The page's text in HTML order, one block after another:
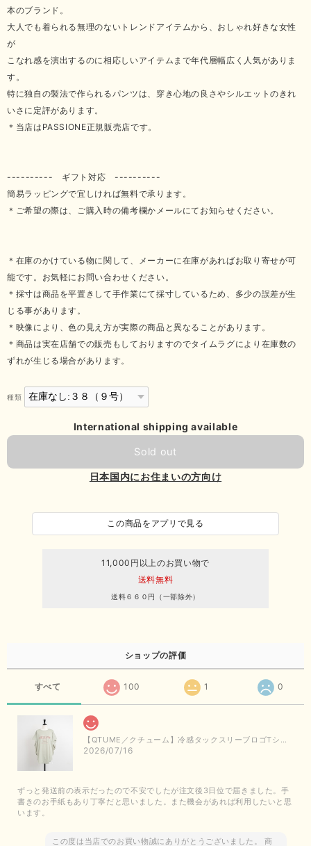
本のブランド。
大人でも着られる無理のないトレンドアイテムから、おしゃれ好きな女性
が
こなれ感を演出するのに相応しいアイテムまで年代層幅広く人気がありま
す。
特に独自の製法で作られるパンツは、穿き心地の良さやシルエットのきれ
いさに定評があります。
＊当店はPASSIONE正規販売店です。
---------- ギフト対応 ----------
簡易ラッピングで宜しければ無料で承ります。
＊ご希望の際は、ご購入時の備考欄かメールにてお知らせください。
＊在庫のかけている物に関して、メーカーに在庫があればお取り寄せが可
能です。お気軽にお問い合わせください。
＊採寸は商品を平置きして手作業にて採寸しているため、多少の誤差が生
じる事があります。
＊映像により、色の見え方が実際の商品と異なることがあります。
＊商品は実在店舗での販売もしておりますのでタイムラグにより在庫数の
ずれが生じる場合があります。
種類
International shipping available
Sold out
日本国内にお住まいの方向け
この商品をアプリで見る
11,000円以上のお買い物で
送料無料
送料６６０円（一部除外）
ショップの評価
すべて 100 1 0
【QTUME／クチューム】冷感タックスリーブロゴTシャツ（ライトグレー）
2026/07/16
ずっと発送前の表示だったので不安でしたが注文後3日位で届きました。手
書きのお手紙もあり丁寧だと思いました。また機会があれば利用したいと思
います。
この度は当店でのお買い物誠にありがとうございました。 商